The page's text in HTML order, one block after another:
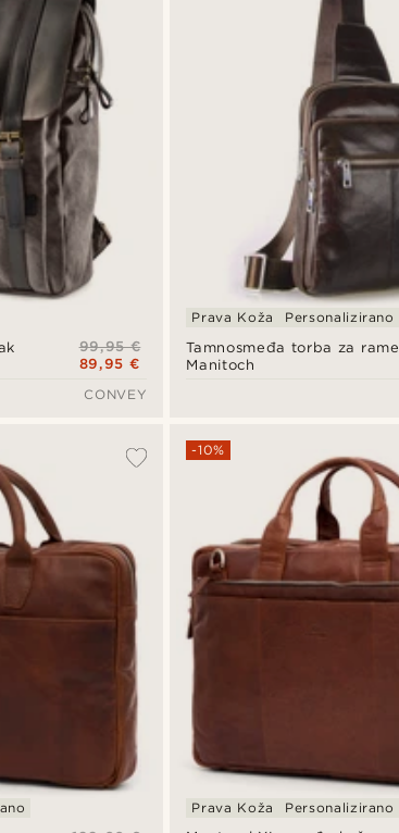
99,95 €
89,95 €
CONVEY
Tamnosmeđa torba za rame
Manitoch
Prava Koža
Personalizirano
-10%
Prava Koža
Personalizirano